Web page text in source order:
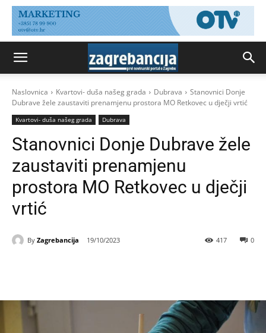
Naslovnica Kvartovi- duša našeg grada Dubrava
Stanovnici Donje
Dubrave žele zaustaviti prenamjenu prostora MO Retkovec u dječji vrtić
Kvartovi- duša našeg grada Dubrava
Stanovnici Donje Dubrave žele
zaustaviti prenamjenu
prostora MO Retkovec u dječji
vrtić
By Zagrebancija 19/10/2023 0
417